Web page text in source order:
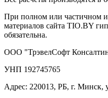
При полном или частичном
материалов сайта TIO.BY
обязательна.
ООО "ТрэвелСофт
УНП 192745765
Адрес: 220013, РБ, г. Минск,